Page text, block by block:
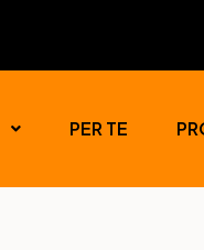
PER TE